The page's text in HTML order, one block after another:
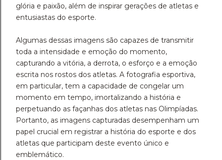
glória e paixão, além de inspirar gerações de atletas e
entusiastas do esporte.
Algumas dessas imagens são capazes de transmitir
toda a intensidade e emoção do momento,
capturando a vitória, a derrota, o esforço e a emoção
escrita nos rostos dos atletas. A fotografia esportiva,
em particular, tem a capacidade de congelar um
momento em tempo, imortalizando a história e
perpetuando as façanhas dos atletas nas Olimpíadas.
Portanto, as imagens capturadas desempenham um
papel crucial em registrar a história do esporte e dos
atletas que participam deste evento único e
emblemático.